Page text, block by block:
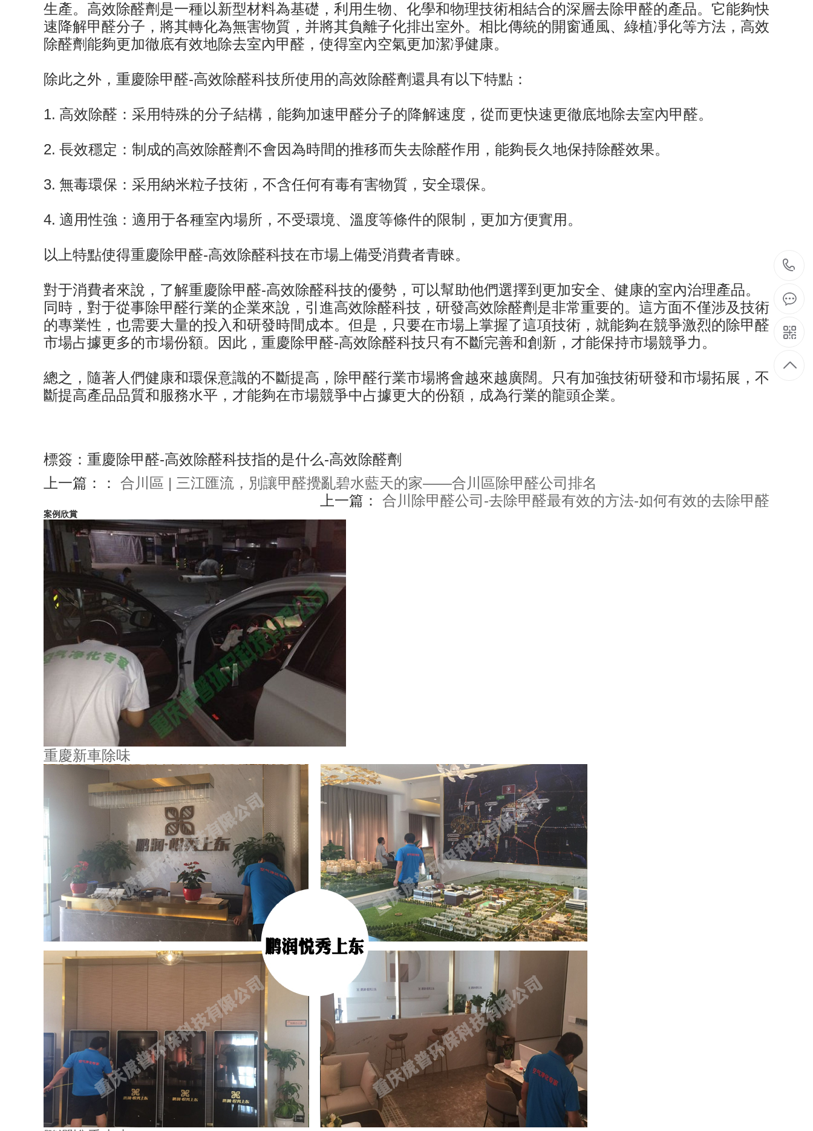
生產。高效除醛劑是一種以新型材料為基礎，利用生物、化學和物理技術相結合的深層去除甲醛的產品。它能夠快
速降解甲醛分子，將其轉化為無害物質，并將其負離子化排出室外。相比傳統的開窗通風、綠植凈化等方法，高效
除醛劑能夠更加徹底有效地除去室內甲醛，使得室內空氣更加潔凈健康。
除此之外，重慶除甲醛-高效除醛科技所使用的高效除醛劑還具有以下特點：
1. 高效除醛：采用特殊的分子結構，能夠加速甲醛分子的降解速度，從而更快速更徹底地除去室內甲醛。
2. 長效穩定：制成的高效除醛劑不會因為時間的推移而失去除醛作用，能夠長久地保持除醛效果。
3. 無毒環保：采用納米粒子技術，不含任何有毒有害物質，安全環保。
4. 適用性強：適用于各種室內場所，不受環境、溫度等條件的限制，更加方便實用。
以上特點使得重慶除甲醛-高效除醛科技在市場上備受消費者青睞。
對于消費者來說，了解重慶除甲醛-高效除醛科技的優勢，可以幫助他們選擇到更加安全、健康的室內治理產品。
同時，對于從事除甲醛行業的企業來說，引進高效除醛科技，研發高效除醛劑是非常重要的。這方面不僅涉及技術
的專業性，也需要大量的投入和研發時間成本。但是，只要在市場上掌握了這項技術，就能夠在競爭激烈的除甲醛
市場占據更多的市場份額。因此，重慶除甲醛-高效除醛科技只有不斷完善和創新，才能保持市場競爭力。
總之，隨著人們健康和環保意識的不斷提高，除甲醛行業市場將會越來越廣闊。只有加強技術研發和市場拓展，不
斷提高產品品質和服務水平，才能夠在市場競爭中占據更大的份額，成為行業的龍頭企業。
標簽：重慶除甲醛-高效除醛科技指的是什么-高效除醛劑
上一篇：： 合川區 | 三江匯流，別讓甲醛攪亂碧水藍天的家——合川區除甲醛公司排名
上一篇： 合川除甲醛公司-去除甲醛最有效的方法-如何有效的去除甲醛
案例欣賞
重慶新車除味